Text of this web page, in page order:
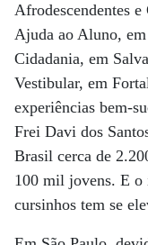
Afrodescendentes
Ajuda ao Aluno,
Cidadania, em
Vestibular, em
experiências bem-
Frei Davi dos
Brasil cerca de
100 mil jovens. E o
cursinhos tem se